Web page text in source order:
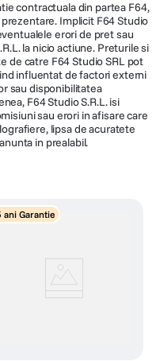
contractuala din partea F64,
Implicit F64 Studio
erori de pret sau
la nicio actiune. Preturile si
de catre F64 Studio SRL pot
influentat de factori externi
sau disponibilitatea
F64 Studio S.R.L. isi
sau erori in afisare care
lipsa de acuratete
in prealabil.
ani Garantie